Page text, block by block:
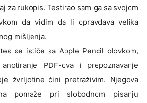
za rukopis. Testirao sam ga sa svojom
da vidim da li opravdava velika
mišljenja.
se ističe sa Apple Pencil olovkom,
PDF-ova i prepoznavanje
žvrljotine čini pretraživim. Njegova
pomaže pri slobodnom pisanju